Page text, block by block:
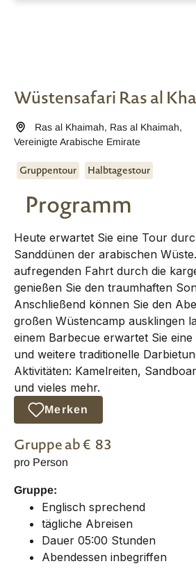
Wüstensafari Ras al
Ras al Khaimah, Ras al Khaimah,
Vereinigte Arabische Emirate
Gruppentour Halbtagestour
Programm
Heute erwartet Sie eine Tour
Sanddünen der arabischen
aufregenden Fahrt durch die
genießen Sie den traumhaften
Anschließend können Sie den
großen Wüstencamp ausklingen
einem Barbecue erwartet Sie
und weitere traditionelle
Aktivitäten: Kamelreiten,
und vieles mehr.
Merken
Gruppeab € 83
pro Person
Gruppe:
Englisch sprechend
tägliche Abreisen
Dauer 05:00 Stunden
Abendessen inbegriffen